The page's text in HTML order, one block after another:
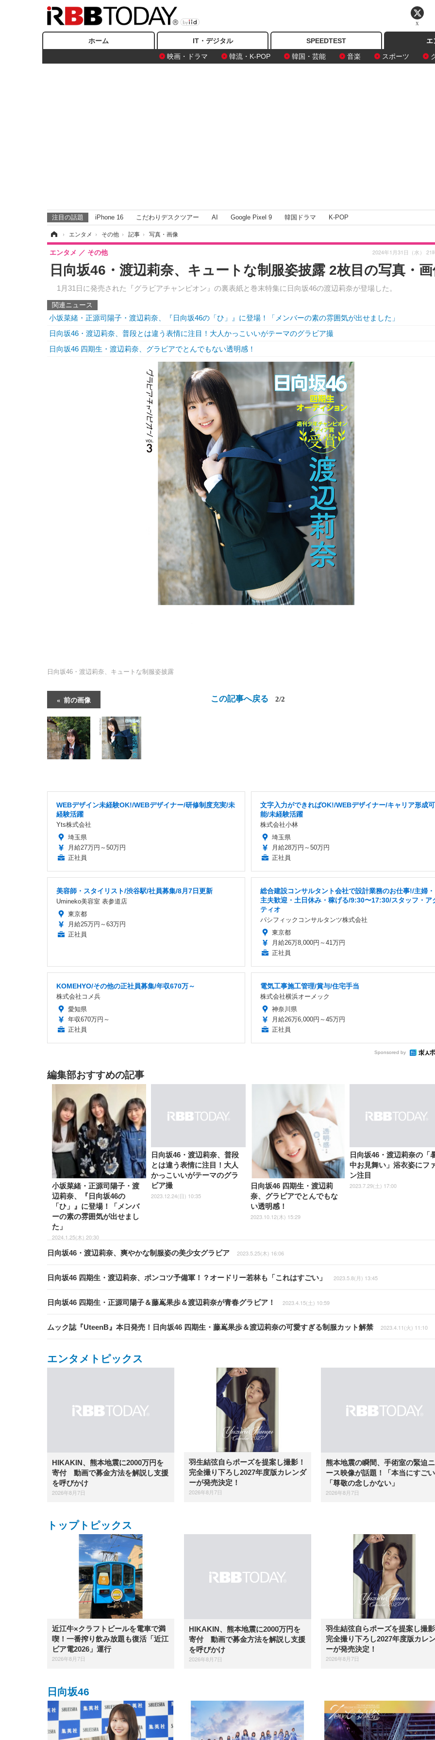
ホーム IT・デジタル SPEEDTEST
エ
映画・ドラマ
韓流・K-POP 韓国・芸能 音楽 スポーツ
注目の話題 iPhone 16 こだわりデスクツアー AI Google Pixel 9 韓国ドラマ K-POP
› エンタメ › その他 › 記事 › 写真・画像
日向坂46・渡辺莉奈、キュートな制服姿披露 2枚目の写真・
1月31日に発売された『グラビアチャンピオン』の裏表紙と巻末特集に日向坂46の渡辺莉奈が登場した。
エンタメ その他 2024年1月31日（水） 21
関連ニュース
小坂菜緒・正源司陽子・渡辺莉奈、『日向坂46の「ひ」』に登場！「メンバーの素の雰囲気が出せました」
日向坂46・渡辺莉奈、普段とは違う表情に注目！大人かっこいいがテーマのグラビア撮
日向坂46 四期生・渡辺莉奈、グラビアでとんでもない透明感！
日向坂46・渡辺莉奈、キュートな制服姿披露
前の画像 この記事へ戻る 2/2
WEBデザイン未経験OK!/WEBデザイナー/研修制度充実/未
経験活躍
Yts株式会社
埼玉県
月給27万円～50万円
正社員
文字入力ができればOK!/WEBデザイナー/キャリア形成可
能/未経験活躍
株式会社小林
埼玉県
月給28万円～50万円
正社員
美容師・スタイリスト/渋谷駅/社員募集/8月7日更新
Umineko美容室 表参道店
東京都
月給25万円～63万円
正社員
総合建設コンサルタント会社で設計業務のお仕事!/主婦・
主夫歓迎・土日休み・稼げる/9:30〜17:30/スタッフ・ア
ティオ
パシフィックコンサルタンツ株式会社
東京都
月給26万8,000円～41万円
正社員
KOMEHYO/その他の正社員募集/年収670万～
株式会社コメ兵
愛知県
年収670万円～
正社員
電気工事施工管理/賞与/住宅手当
株式会社横浜オーメック
神奈川県
月給26万6,000円～45万円
正社員
Sponsored by
編集部おすすめの記事
小坂菜緒・正源司陽子・渡
辺莉奈、『日向坂46の
「ひ」』に登場！「メンバ
ーの素の雰囲気が出せまし
た」
2024.1.25(木) 20:30
日向坂46・渡辺莉奈、普段
とは違う表情に注目！大人
かっこいいがテーマのグラ
ビア撮
2023.12.24(日) 10:35
日向坂46 四期生・渡辺莉
奈、グラビアでとんでもな
い透明感！
2023.10.12(木) 15:29
日向坂46・渡辺莉奈の「
中お見舞い」浴衣姿にフ
ン注目
2023.7.29(土) 17:00
日向坂46・渡辺莉奈、爽やかな制服姿の美少女グラビア 2023.5.25(木) 16:06
日向坂46 四期生・渡辺莉奈、ポンコツ予備軍！？オードリー若林も「これはすごい」 2023.5.8(月) 13:45
日向坂46 四期生・正源司陽子＆藤嶌果歩＆渡辺莉奈が青春グラビア！ 2023.4.15(土) 10:59
ムック誌『UteenB』本日発売！日向坂46 四期生・藤嶌果歩＆渡辺莉奈の可愛すぎる制服カット解禁 2023.4.11(火) 11:10
エンタメトピックス
HIKAKIN、熊本地震に2000万円を
寄付 動画で募金方法を解説し支援
を呼びかけ
2026年8月7日
羽生結弦自らポーズを提案し撮影！
完全撮り下ろし2027年度版カレンダ
ーが発売決定！
2026年8月7日
熊本地震の瞬間、手術室の緊迫
ース映像が話題！「本当にすご
「尊敬の念しかない」
2026年8月7日
トップトピックス
近江牛×クラフトビールを電車で満
喫！一番搾り飲み放題も復活「近江
ビア電2026」運行
2026年8月7日
HIKAKIN、熊本地震に2000万円を
寄付 動画で募金方法を解説し支援
を呼びかけ
2026年8月7日
羽生結弦自らポーズを提案し撮
完全撮り下ろし2027年度版カレ
ーが発売決定！
2026年8月7日
日向坂46
X